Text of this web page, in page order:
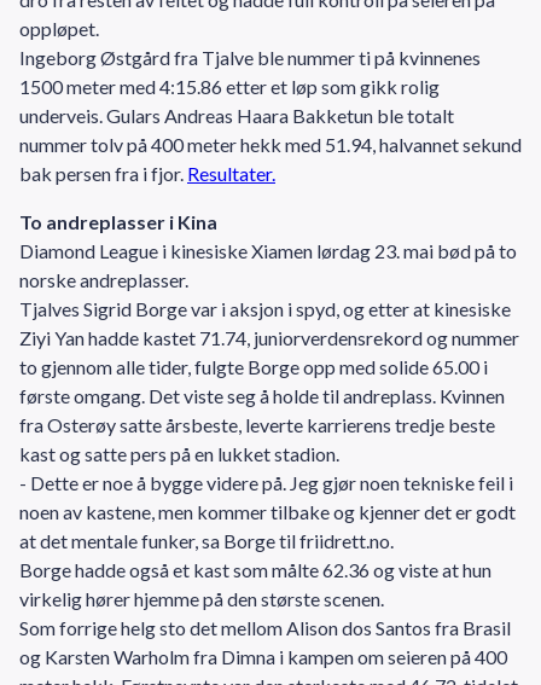
oppløpet.
Ingeborg Østgård fra Tjalve ble nummer ti på kvinnenes
1500 meter med 4:15.86 etter et løp som gikk rolig
underveis. Gulars Andreas Haara Bakketun ble totalt
nummer tolv på 400 meter hekk med 51.94, halvannet sekund
bak persen fra i fjor. Resultater.
To andreplasser i Kina
Diamond League i kinesiske Xiamen lørdag 23. mai bød på to
norske andreplasser.
Tjalves Sigrid Borge var i aksjon i spyd, og etter at kinesiske
Ziyi Yan hadde kastet 71.74, juniorverdensrekord og nummer
to gjennom alle tider, fulgte Borge opp med solide 65.00 i
første omgang. Det viste seg å holde til andreplass. Kvinnen
fra Osterøy satte årsbeste, leverte karrierens tredje beste
kast og satte pers på en lukket stadion.
- Dette er noe å bygge videre på. Jeg gjør noen tekniske feil i
noen av kastene, men kommer tilbake og kjenner det er godt
at det mentale funker, sa Borge til friidrett.no.
Borge hadde også et kast som målte 62.36 og viste at hun
virkelig hører hjemme på den største scenen.
Som forrige helg sto det mellom Alison dos Santos fra Brasil
og Karsten Warholm fra Dimna i kampen om seieren på 400